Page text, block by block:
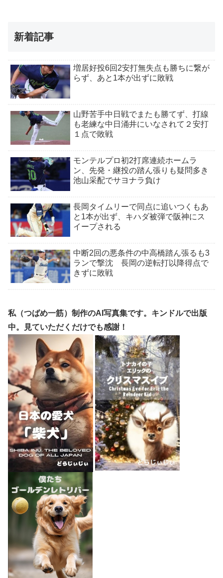
新着記事
増居好投6回2安打無失点も勝ちに繋が
らず、あと1本が出ずに敗戦
山野苦手中日戦でまたも勝てず、打線
も老練な中日涌井にいなされて２安打
１点で敗戦
モンテルプロ初2打席連続ホームラ
ン、先発・継投の踏ん張りも疑問多き
池山采配でサヨナラ負け
長岡タイムリーで同点に追いつくもあ
と1本が出ず、キハダ被弾で阪神にス
イープされる
中断2回の悪条件の中高橋踏ん張るも3
ランで撃沈 長岡の逆転打以降得点で
きずに敗戦
私（つばめ一筋）制作のAI写真集です。キンドルで出版
中。見ていただくだけでも感謝！